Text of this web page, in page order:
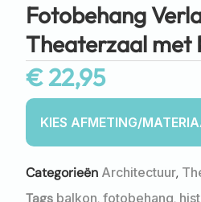
Fotobehang
Theaterzaal met
€22,95
Categorieën Architectuur,
Tags balkon, fotobehang,